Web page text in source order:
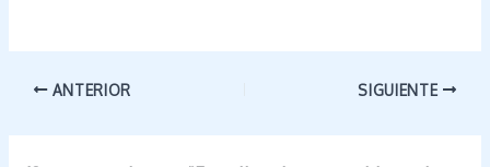
ANTERIOR SIGUIENTE